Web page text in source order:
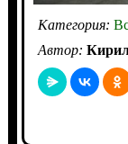
Категория:
Автор: